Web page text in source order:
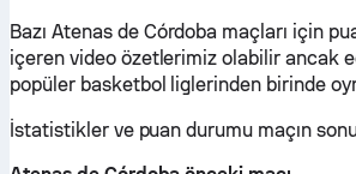
Bazı Atenas de Córdoba maçları için
içeren video özetlerimiz olabilir ancak
popüler basketbol liglerinden birinde
İstatistikler ve puan durumu maçın